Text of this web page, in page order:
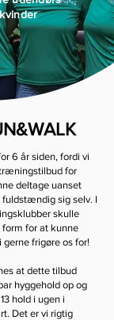
6 år siden, fordi vi
for
deltage uanset
sig selv. I
skulle
for at kunne
frigøre os for!
at dette tilbud
hyggehold op og
hold i ugen i
Det er vi rigtig